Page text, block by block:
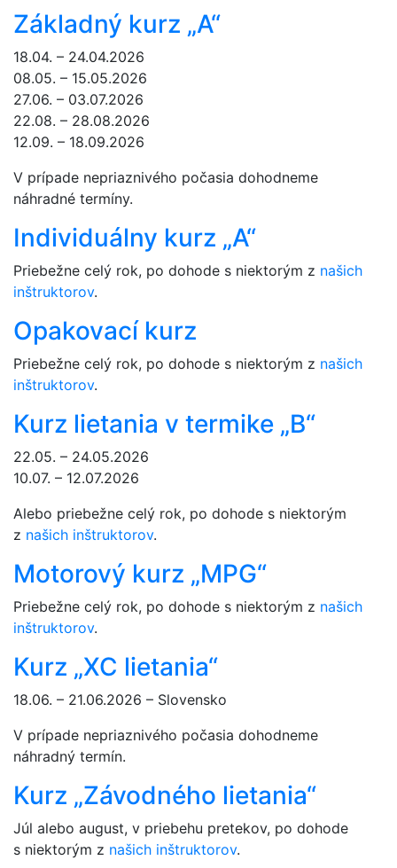
Základný kurz „A“
18.04. – 24.04.2026
08.05. – 15.05.2026
27.06. – 03.07.2026
22.08. – 28.08.2026
12.09. – 18.09.2026
V prípade nepriaznivého počasia dohodneme
náhradné termíny.
Individuálny kurz „A“
Priebežne celý rok, po dohode s niektorým z našich
inštruktorov.
Opakovací kurz
Priebežne celý rok, po dohode s niektorým z našich
inštruktorov.
Kurz lietania v termike „B“
22.05. – 24.05.2026
10.07. – 12.07.2026
Alebo priebežne celý rok, po dohode s niektorým
z našich inštruktorov.
Motorový kurz „MPG“
Priebežne celý rok, po dohode s niektorým z našich
inštruktorov.
Kurz „XC lietania“
18.06. – 21.06.2026 – Slovensko
V prípade nepriaznivého počasia dohodneme
náhradný termín.
Kurz „Závodného lietania“
Júl alebo august, v priebehu pretekov, po dohode
s niektorým z našich inštruktorov.